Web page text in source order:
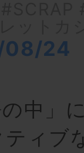
08/24
中」
ィブ